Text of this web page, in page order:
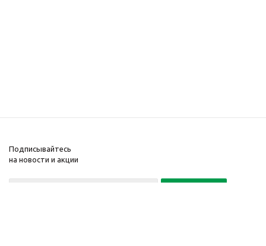
Подписывайтесь
на новости и акции